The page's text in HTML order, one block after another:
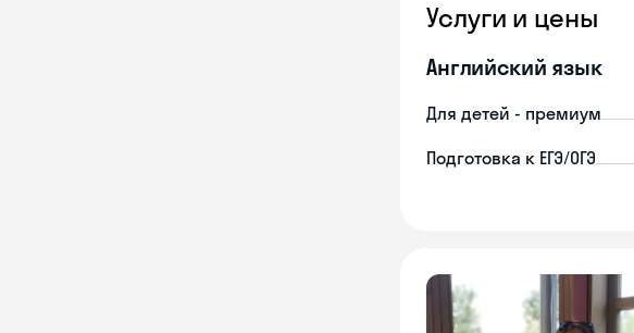
Услуги и цены
Английский язык
Для детей - премиум
Подготовка к ЕГЭ/ОГЭ